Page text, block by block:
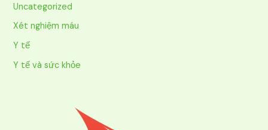
Uncategorized
Xét nghiệm máu
Y tế
Y tế và sức khỏe